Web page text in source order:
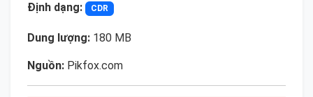
Định dạng: CDR
Dung lượng: 180 MB
Nguồn: Pikfox.com